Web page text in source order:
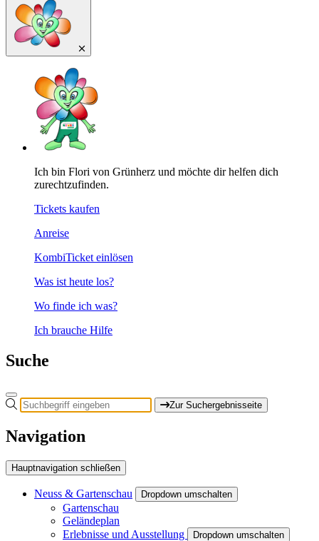
Ich bin Flori von Grünherz und möchte dir helfen dich
zurechtzufinden.
Tickets kaufen
Anreise
KombiTicket einlösen
Was ist heute los?
Wo finde ich was?
Ich brauche Hilfe
Suche
Zur Suchergebnisseite
Navigation
Hauptnavigation schließen
Neuss & Gartenschau Dropdown umschalten
Gartenschau
Geländeplan
Erlebnisse und Ausstellung
Dropdown umschalten